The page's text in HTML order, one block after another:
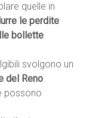
quelle in
le perdite
bollette
svolgono un
del Reno.
possono